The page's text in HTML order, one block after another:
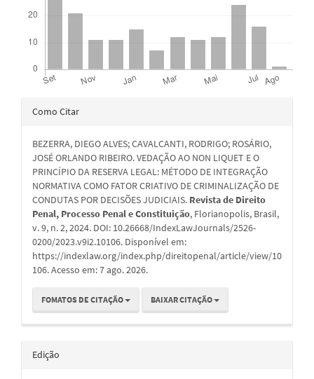
Detalhes
artigo
Como Citar
BEZERRA, DIEGO ALVES; CAVALCANTI, RODRIGO; ROSÁRIO,
JOSÉ ORLANDO RIBEIRO. VEDAÇÃO AO NON LIQUET E O
PRINCÍPIO DA RESERVA LEGAL: MÉTODO DE INTEGRAÇÃO
NORMATIVA COMO FATOR CRIATIVO DE CRIMINALIZAÇÃO DE
CONDUTAS POR DECISÕES JUDICIAIS. Revista de Direito
Penal, Processo Penal e Constituição, Florianopolis, Brasil,
v. 9, n. 2, 2024. DOI: 10.26668/IndexLawJournals/2526-
0200/2023.v9i2.10106. Disponível em:
https://indexlaw.org/index.php/direitopenal/article/view/10
106. Acesso em: 7 ago. 2026.
FOMATOS DE CITAÇÃO BAIXAR CITAÇÃO
Edição